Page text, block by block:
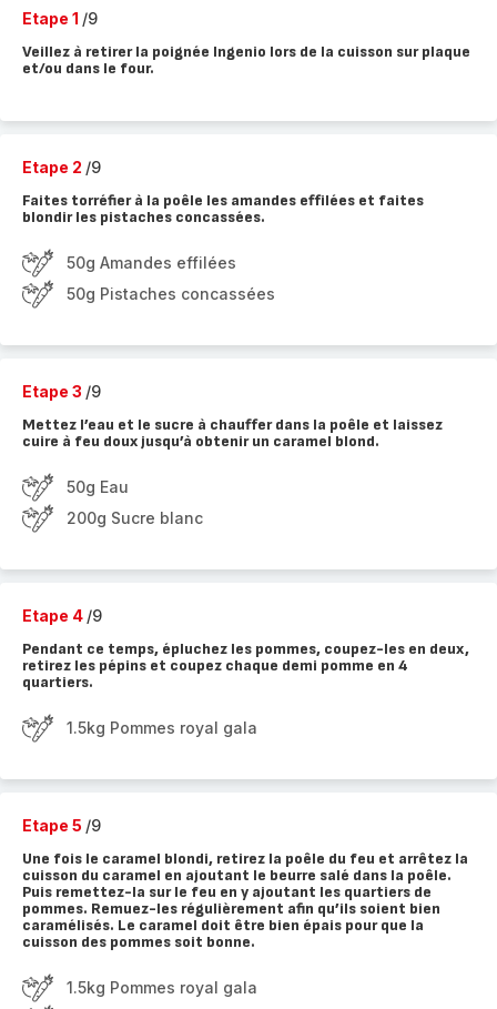
Etape 1 /9
Veillez à retirer la poignée Ingenio lors de la cuisson sur plaque
et/ou dans le four.
Etape 2 /9
Faites torréfier à la poêle les amandes effilées et faites
blondir les pistaches concassées.
50g Amandes effilées
50g Pistaches concassées
Etape 3 /9
Mettez l’eau et le sucre à chauffer dans la poêle et laissez
cuire à feu doux jusqu’à obtenir un caramel blond.
50g Eau
200g Sucre blanc
Etape 4 /9
Pendant ce temps, épluchez les pommes, coupez-les en deux,
retirez les pépins et coupez chaque demi pomme en 4
quartiers.
1.5kg Pommes royal gala
Etape 5 /9
Une fois le caramel blondi, retirez la poêle du feu et arrêtez la
cuisson du caramel en ajoutant le beurre salé dans la poêle.
Puis remettez-la sur le feu en y ajoutant les quartiers de
pommes. Remuez-les régulièrement afin qu’ils soient bien
caramélisés. Le caramel doit être bien épais pour que la
cuisson des pommes soit bonne.
1.5kg Pommes royal gala